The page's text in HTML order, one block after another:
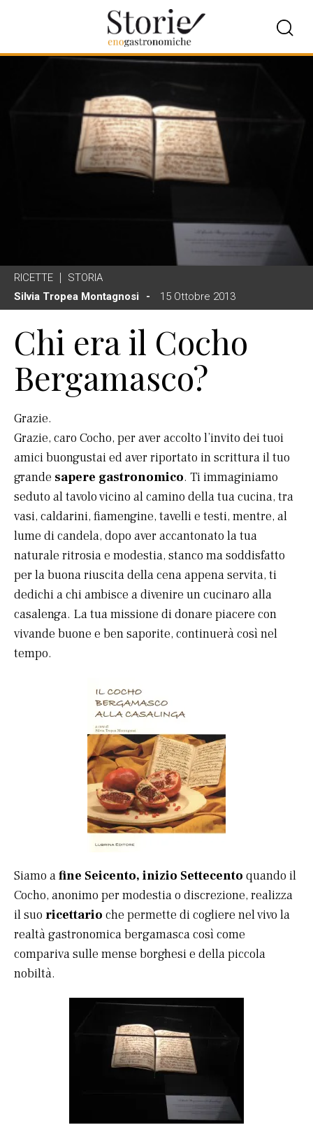
RICETTE
STORIA
Silvia Tropea Montagnosi
15 Ottobre 2013
Chi era il Cocho
Bergamasco?
Grazie.
Grazie, caro Cocho, per aver accolto l’invito dei tuoi
amici buongustai ed aver riportato in scrittura il tuo
grande sapere gastronomico. Ti immaginiamo
seduto al tavolo vicino al camino della tua cucina, tra
vasi, caldarini, fiamengine, tavelli e testi, mentre, al
lume di candela, dopo aver accantonato la tua
naturale ritrosia e modestia, stanco ma soddisfatto
per la buona riuscita della cena appena servita, ti
dedichi a chi ambisce a divenire un cucinaro alla
casalenga. La tua missione di donare piacere con
vivande buone e ben saporite, continuerà così nel
tempo.
Siamo afine Seicento, inizio Settecento quando il
Cocho, anonimo per modestia o discrezione, realizza
il suo ricettario che permette di cogliere nel vivo la
realtà gastronomica bergamasca così come
compariva sulle mense borghesi e della piccola
nobiltà.